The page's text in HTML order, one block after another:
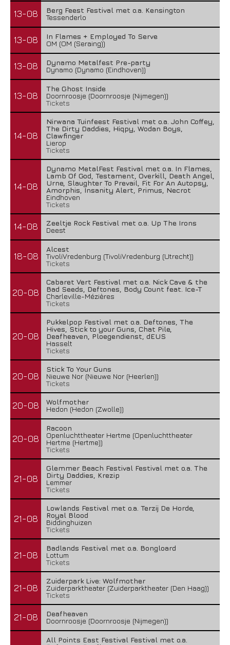
13-08
Berg Feest Festival met o.a. Kensington
Tessenderlo
13-08
In Flames + Employed To Serve
OM (OM (Seraing))
13-08
Dynamo Metalfest Pre-party
Dynamo (Dynamo (Eindhoven))
13-08
The Ghost Inside
Doornroosje (Doornroosje (Nijmegen))
Tickets
14-08
Nirwana Tuinfeest Festival met o.a. John Coffey,
The Dirty Daddies, Hiqpy, Wodan Boys,
Clawfinger
Lierop
Tickets
14-08
Dynamo MetalFest Festival met o.a. In Flames,
Lamb Of God, Testament, Overkill, Death Angel,
Urne, Slaughter To Prevail, Fit For An Autopsy,
Amorphis, Insanity Alert, Primus, Necrot
Eindhoven
Tickets
14-08
Zeeltje Rock Festival met o.a. Up The Irons
Deest
18-08
Alcest
TivoliVredenburg (TivoliVredenburg (Utrecht))
Tickets
20-08
Cabaret Vert Festival met o.a. Nick Cave & the
Bad Seeds, Deftones, Body Count feat. Ice-T
Charleville-Mézières
Tickets
20-08
Pukkelpop Festival met o.a. Deftones, The
Hives, Stick to your Guns, Chat Pile,
Deafheaven, Ploegendienst, dEUS
Hasselt
Tickets
20-08
Stick To Your Guns
Nieuwe Nor (Nieuwe Nor (Heerlen))
Tickets
20-08
Wolfmother
Hedon (Hedon (Zwolle))
20-08
Racoon
Openluchttheater Hertme (Openluchttheater
Hertme (Hertme))
Tickets
21-08
Glemmer Beach Festival Festival met o.a. The
Dirty Daddies, Krezip
Lemmer
Tickets
21-08
Lowlands Festival met o.a. Terzij De Horde,
Royal Blood
Biddinghuizen
Tickets
21-08
Badlands Festival met o.a. Bongloard
Lottum
Tickets
21-08
Zuiderpark Live: Wolfmother
Zuiderparktheater (Zuiderparktheater (Den Haag))
Tickets
21-08
Deafheaven
Doornroosje (Doornroosje (Nijmegen))
All Points East Festival Festival met o.a.